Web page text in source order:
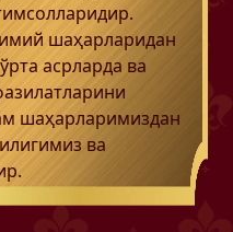
шаҳарларидан
асрларда ва
шаҳарларимиздан
ва